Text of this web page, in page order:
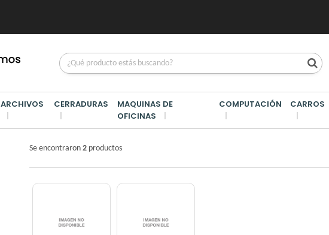
ARCHIVOS CERRADURAS
MAQUINAS DE
OFICINAS
COMPUTACIÓN CARROS
PIZARRAS Y AMOBLAMIENTO/ TIZAS
Se encontraron 2 productos